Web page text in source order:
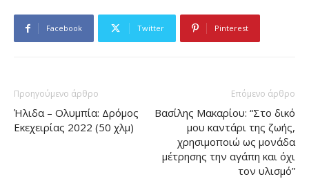
Facebook Twitter Pinterest
Προηγούμενο άρθρο
Ήλιδα – Ολυμπία: Δρόμος
Εκεχειρίας 2022 (50 χλμ)
Επόμενο άρθρο
Βασίλης Μακαρίου: “Στο δικό
μου καντάρι της ζωής,
χρησιμοποιώ ως μονάδα
μέτρησης την αγάπη και όχι
τον υλισμό”